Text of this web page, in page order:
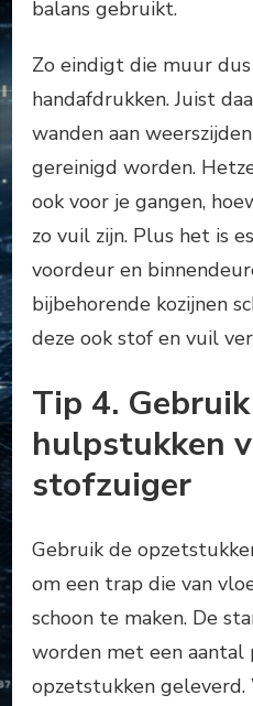
balans gebruikt.
Zo eindigt die muur
handafdrukken. Juist
wanden aan
gereinigd worden.
ook voor je gangen,
zo vuil zijn. Plus het is
voordeur en
bijbehorende kozijnen
deze ook stof en vuil
Tip 4.
hulpstukken
stofzuiger
Gebruik de
om een trap die van
schoon te maken. De
worden met een aantal
opzetstukken geleverd.